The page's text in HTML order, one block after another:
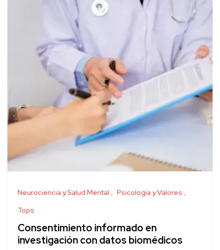
Neurociencia y Salud Mental
Psicología y Valores
Tops
Consentimiento informado en
investigación con datos biomédicos